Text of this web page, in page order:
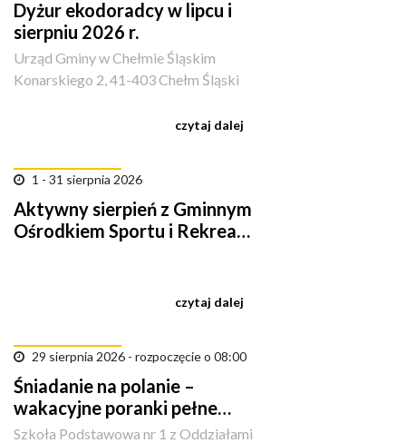
Dyżur ekodoradcy w lipcu i
sierpniu 2026 r.
Urząd Gminy w Chełmie Śląskim
Konarskiego 2, 41-403 Chełm Śląski
czytaj dalej
1 - 31 sierpnia 2026
Aktywny sierpień z Gminnym
Ośrodkiem Sportu i Rekreacji
czytaj dalej
29 sierpnia 2026 - rozpoczęcie o 08:00
Śniadanie na polanie –
wakacyjne poranki pełne
aktywności i śląskich smaków
Szkoła Podstawowa nr 1 z Oddziałami